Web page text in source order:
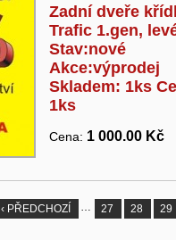
Zadní dveře
Trafic 1.gen,
Stav:nové
Akce:výprodej
Skladem: 1ks
1ks
Cena: 1 000.00 Kč
‹ PŘEDCHOZÍ … 27 28 29